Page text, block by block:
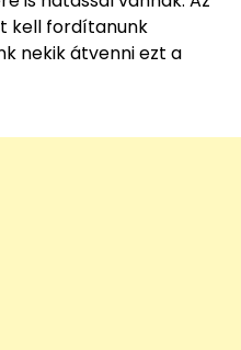
kell fordítanunk
nekik átvenni ezt a